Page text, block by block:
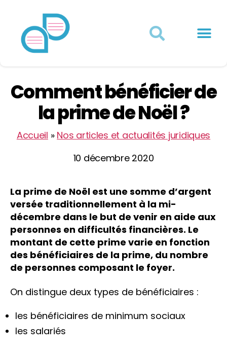
Comment bénéficier de
la prime de Noël ?
Accueil » Nos articles et actualités juridiques
10 décembre 2020
La prime de Noël est une somme d’argent
versée traditionnellement à la mi-
décembre dans le but de venir en aide aux
personnes en difficultés financières. Le
montant de cette prime varie en fonction
des bénéficiaires de la prime, du nombre
de personnes composant le foyer.
On distingue deux types de bénéficiaires :
les bénéficiaires de minimum sociaux
les salariés